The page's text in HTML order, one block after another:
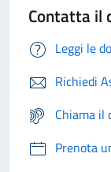
Contatta il
Leggi le
Richiedi
Chiama il
Prenota